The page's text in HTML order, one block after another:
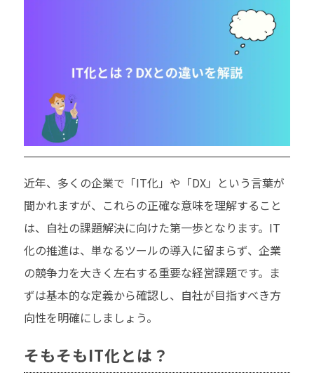
近年、多くの企業で「IT化」や「DX」という言葉が
聞かれますが、これらの正確な意味を理解すること
は、自社の課題解決に向けた第一歩となります。IT
化の推進は、単なるツールの導入に留まらず、企業
の競争力を大きく左右する重要な経営課題です。ま
ずは基本的な定義から確認し、自社が目指すべき方
向性を明確にしましょう。
そもそもIT化とは？